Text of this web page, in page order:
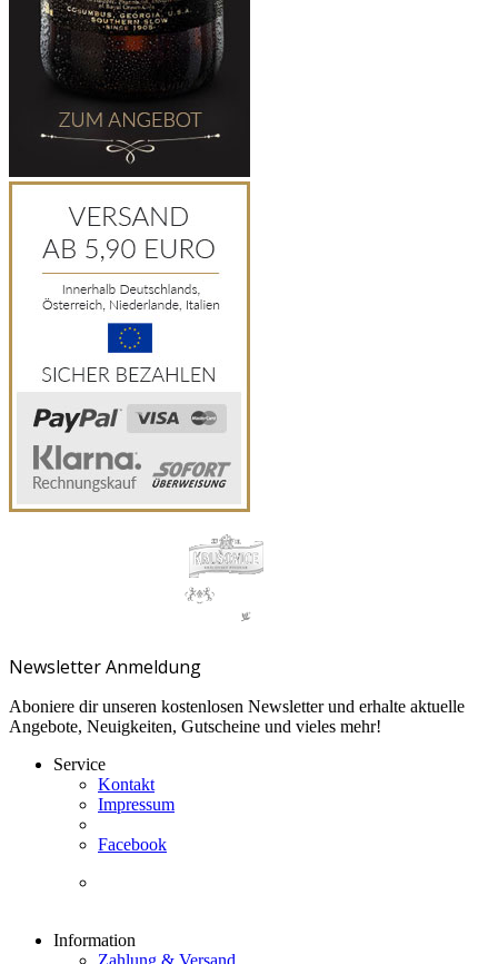
Newsletter Anmeldung
Aboniere dir unseren kostenlosen Newsletter und erhalte aktuelle
Angebote, Neuigkeiten, Gutscheine und vieles mehr!
Service
Kontakt
Impressum
Facebook
Information